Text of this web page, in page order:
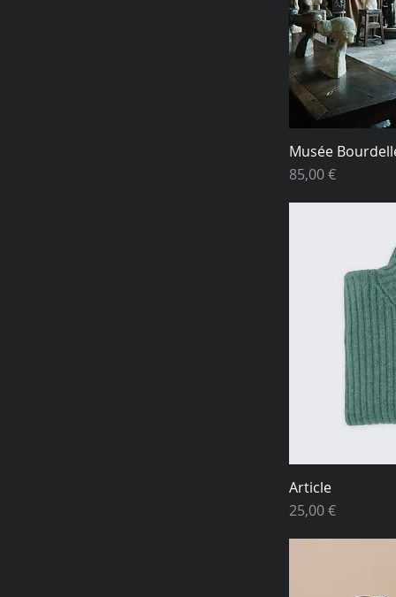
Musée
Prix
85,00 €
Article
Prix
25,00 €